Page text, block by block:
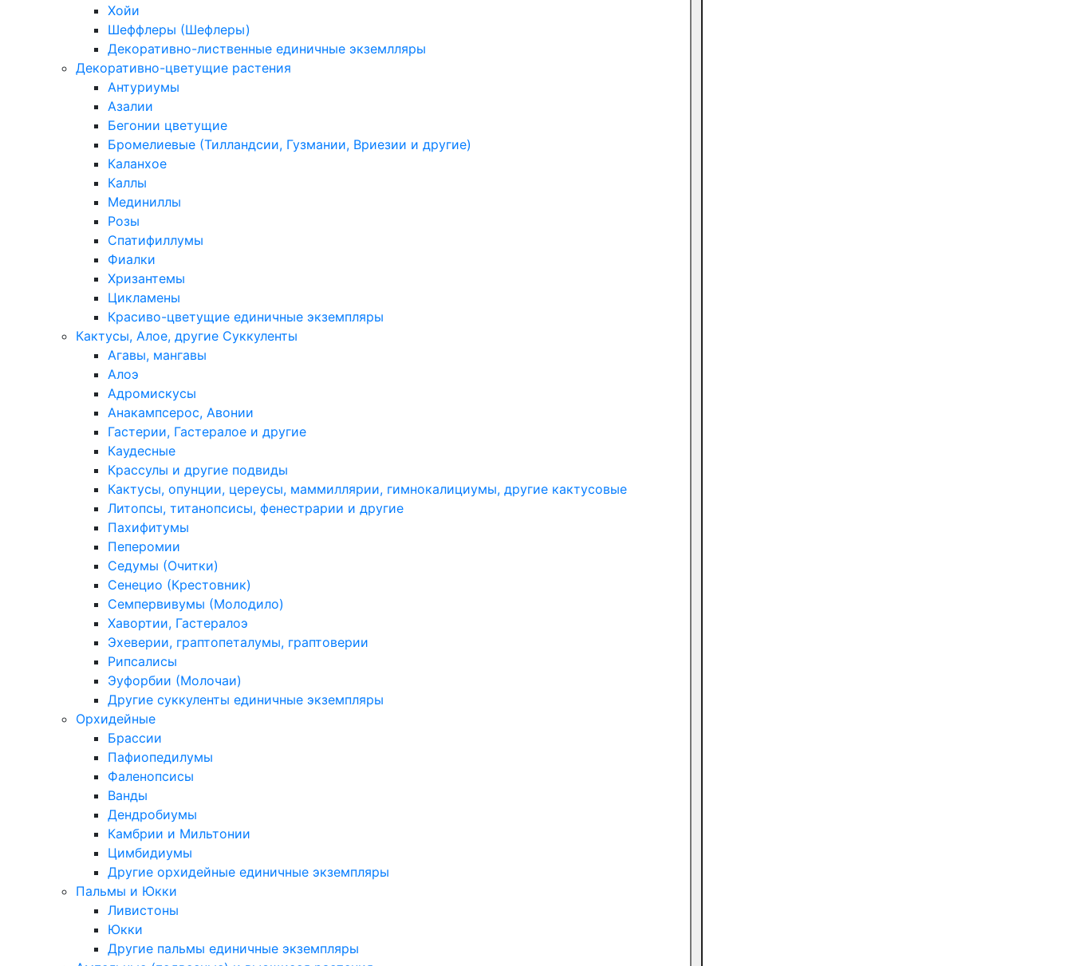
Хойи
Шеффлеры (Шефлеры)
Декоративно-лиственные единичные экземлляры
Декоративно-цветущие растения
Антуриумы
Азалии
Бегонии цветущие
Бромелиевые (Тилландсии, Гузмании, Вриезии и другие)
Каланхое
Каллы
Мединиллы
Розы
Спатифиллумы
Фиалки
Хризантемы
Цикламены
Красиво-цветущие единичные экземпляры
Кактусы, Алое, другие Суккуленты
Агавы, мангавы
Алоэ
Адромискусы
Анакампсерос, Авонии
Гастерии, Гастералое и другие
Каудесные
Крассулы и другие подвиды
Кактусы, опунции, цереусы, маммиллярии, гимнокалициумы, другие кактусовые
Литопсы, титанопсисы, фенестрарии и другие
Пахифитумы
Пеперомии
Седумы (Очитки)
Сенецио (Крестовник)
Семпервивумы (Молодило)
Хавортии, Гастералоэ
Эхеверии, граптопеталумы, граптоверии
Рипсалисы
Эуфорбии (Молочаи)
Другие суккуленты единичные экземпляры
Орхидейные
Брассии
Пафиопедилумы
Фаленопсисы
Ванды
Дендробиумы
Камбрии и Мильтонии
Цимбидиумы
Другие орхидейные единичные экземпляры
Пальмы и Юкки
Ливистоны
Юкки
Другие пальмы единичные экземпляры